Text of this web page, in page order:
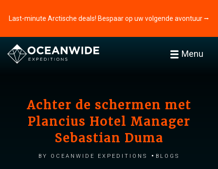
Last-minute Arctische deals! Bespaar op uw volgende avontuur ⭢
Menu
Achter de schermen met
Plancius Hotel Manager
Sebastian Duma
by Oceanwide Expeditions Blogs